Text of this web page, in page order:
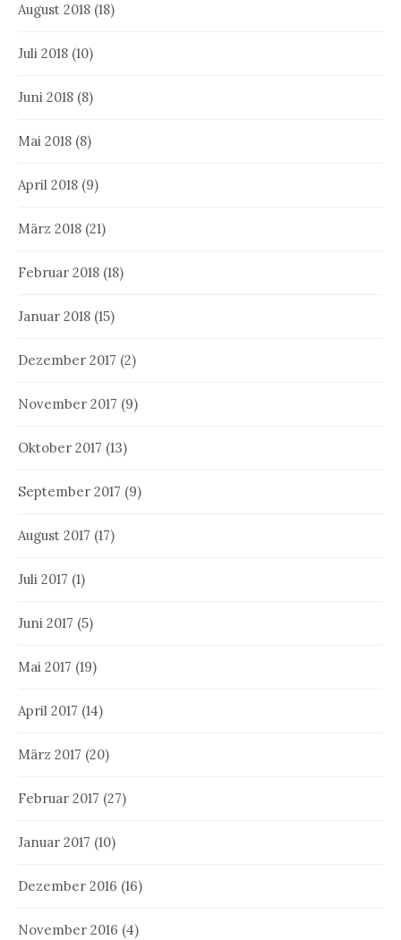
August 2018 (18)
Juli 2018 (10)
Juni 2018 (8)
Mai 2018 (8)
April 2018 (9)
März 2018 (21)
Februar 2018 (18)
Januar 2018 (15)
Dezember 2017 (2)
November 2017 (9)
Oktober 2017 (13)
September 2017 (9)
August 2017 (17)
Juli 2017 (1)
Juni 2017 (5)
Mai 2017 (19)
April 2017 (14)
März 2017 (20)
Februar 2017 (27)
Januar 2017 (10)
Dezember 2016 (16)
November 2016 (4)